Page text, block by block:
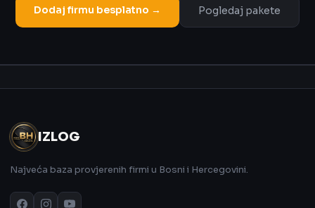
Dodaj firmu besplatno → Pogledaj pakete
IZLOG
Najveća baza provjerenih firmi u Bosni i Hercegovini.